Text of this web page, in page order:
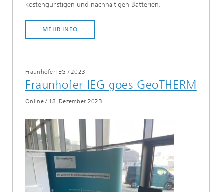
kostengünstigen und nachhaltigen Batterien.
MEHR INFO
Fraunhofer IEG /2023
Fraunhofer IEG goes GeoTHERM
Online/ 18. Dezember 2023